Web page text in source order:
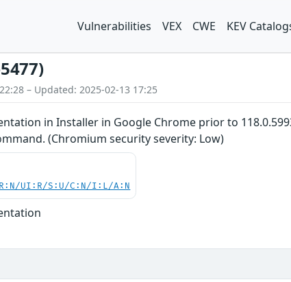
Vulnerabilities VEX CWE KEV
– Updated: 2025-02-13 17:25
in Installer in Google Chrome prior to
(Chromium security severity: Low)
UI:R/S:U/C:N/I:L/A:N